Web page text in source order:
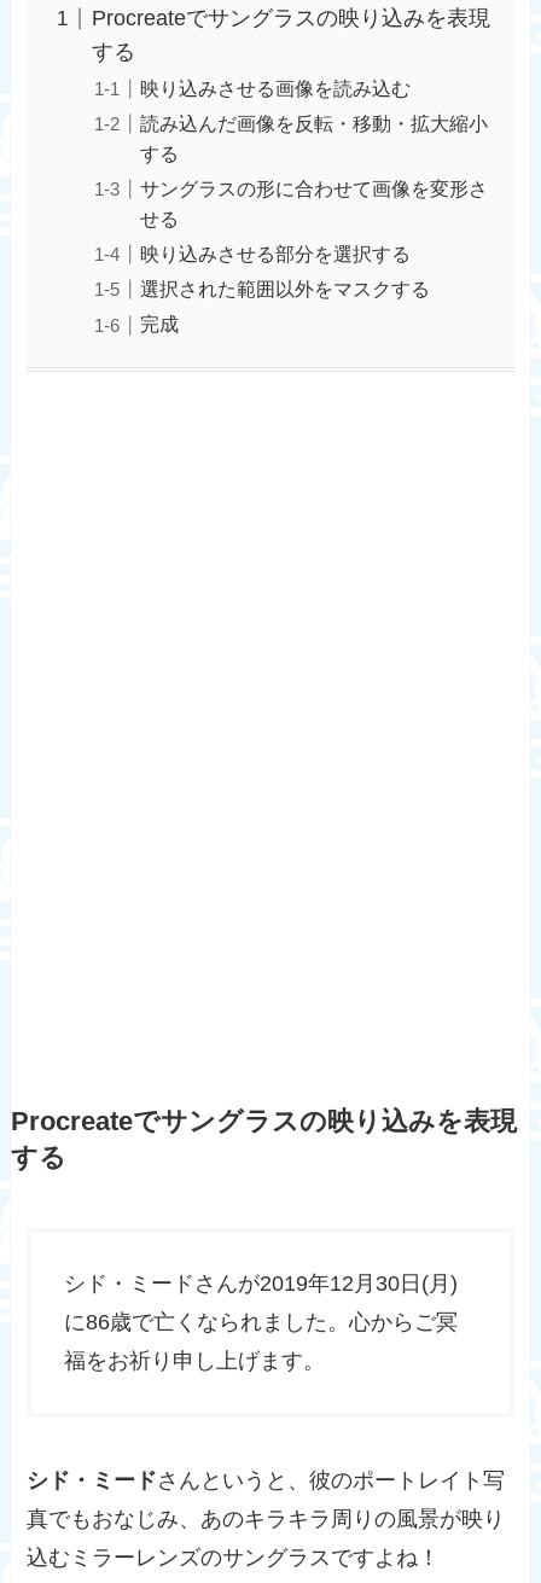
Procreateでサングラスの映り込みを表現
する
映り込みさせる画像を読み込む
読み込んだ画像を反転・移動・拡大縮小
する
サングラスの形に合わせて画像を変形さ
せる
映り込みさせる部分を選択する
選択された範囲以外をマスクする
完成
Procreateでサングラスの映り込みを表現
する
シド・ミードさんが2019年12月30日(月)
に86歳で亡くなられました。心からご冥
福をお祈り申し上げます。
シド・ミードさんというと、彼のポートレイト写
真でもおなじみ、あのキラキラ周りの風景が映り
込むミラーレンズのサングラスですよね！